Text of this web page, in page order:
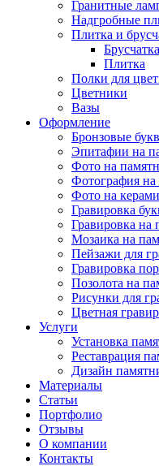
Гранитные
Надгробные
Плитка и
Брусчатка
Плитка
Полки для
Цветники
Вазы
Оформление
Бронзовые
Эпитафии на
Фото на
Фотография на
Фото на
Гравировка
Гравировка на
Мозаика на
Пейзажи для
Гравировка
Позолота на
Рисунки для
Цветная
Услуги
Установка
Реставрация
Дизайн
Материалы
Статьи
Портфолио
Отзывы
О компании
Контакты